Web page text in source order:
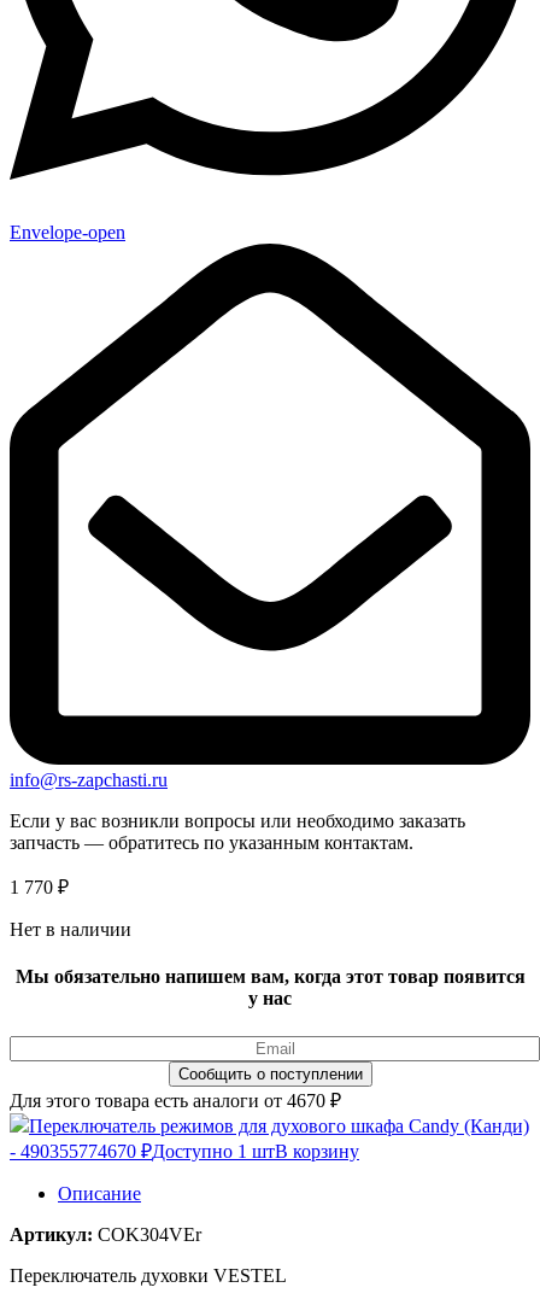
Envelope-open
info@rs-zapchasti.ru
Если у вас возникли вопросы или необходимо заказать
запчасть — обратитесь по указанным контактам.
1 770 ₽
Нет в наличии
Мы обязательно напишем вам, когда этот товар появится
у нас
Для этого товара есть аналоги от 4670 ₽
Переключатель режимов для духового шкафа Candy (Канди)
- 490355774670 ₽Доступно 1 штВ корзину
Описание
Артикул: COK304VEr
Переключатель духовки VESTEL